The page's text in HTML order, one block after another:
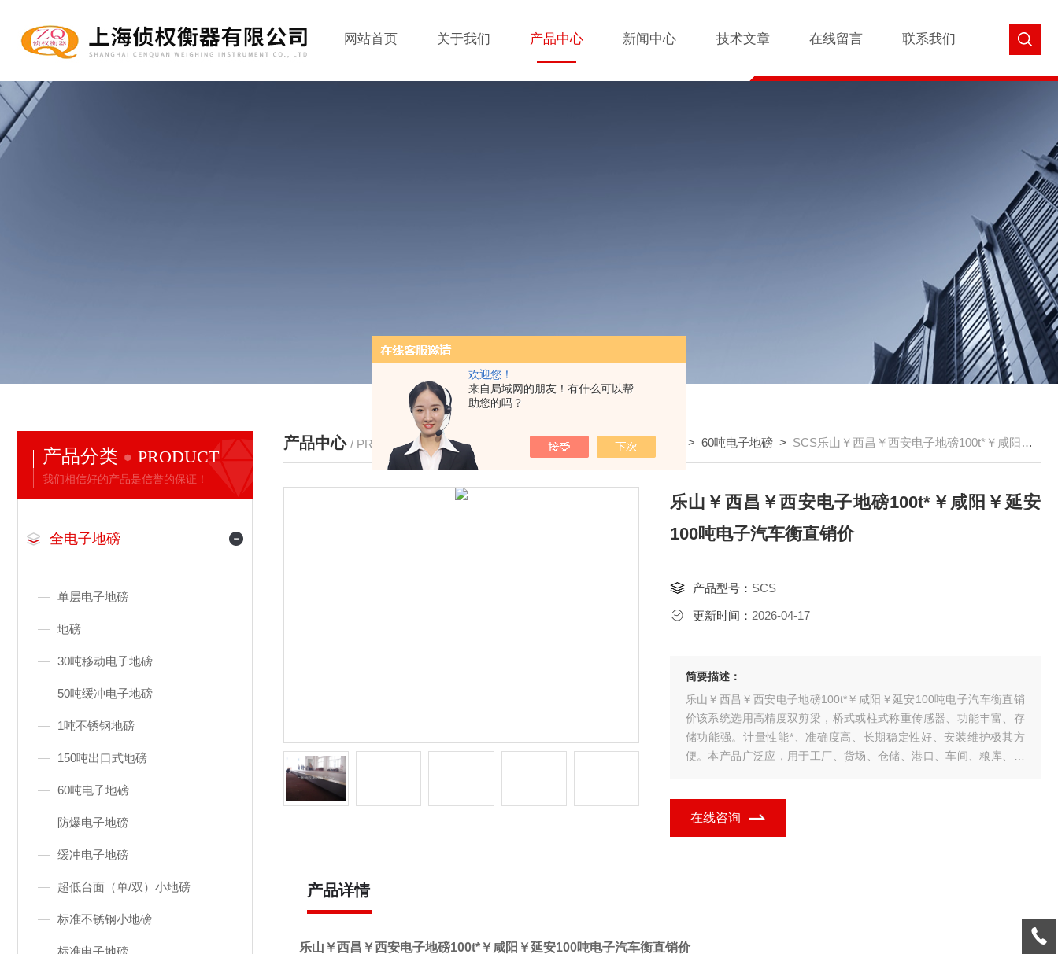
欢迎您！
来自局域网的朋友！有什么可以帮
助您的吗？
网站首页 关于我们 产品中心 新闻中心 技术文章 在线留言 联系我们
产品分类 PRODUCT
我们相信好的产品是信誉的保证！
全电子地磅
单层电子地磅
地磅
30吨移动电子地磅
50吨缓冲电子地磅
1吨不锈钢地磅
150吨出口式地磅
60吨电子地磅
防爆电子地磅
缓冲电子地磅
超低台面（单/双）小地磅
标准不锈钢小地磅
标准电子地磅
产品中心 / PRODUCTS 我的位置： >产品中心 >全电子地磅 >60吨电子地磅 > SCS乐山￥西昌￥西安电子地磅100t*￥咸阳￥延安100吨电子汽车衡直销价
乐山￥西昌￥西安电子地磅100t*￥咸阳￥延安
100吨电子汽车衡直销价
产品型号： SCS
更新时间： 2026-04-17
简要描述：
乐山￥西昌￥西安电子地磅100t*￥咸阳￥延安100吨电子汽车衡直销
价该系统选用高精度双剪梁，桥式或柱式称重传感器、功能丰富、存
储功能强。计量性能*、准确度高、长期稳定性好、安装维护极其方
便。本产品广泛应，用于工厂、货场、仓储、港口、车间、粮库、收
在线咨询
产品详情
乐山￥西昌￥西安电子地磅100t*￥咸阳￥延安100吨电子汽车衡直销价